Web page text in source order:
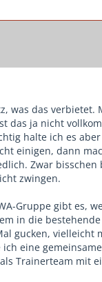
was das verbietet.
das ja nicht
halte ich es
einigen, dann
Zwar bisschen
zwingen.
Gruppe gibt es,
in die
gucken, vielleicht
eine
Trainerteam mit